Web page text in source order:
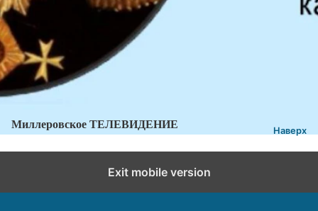
Новости города и района
Добавить комментарий
Миллеровское ТЕЛЕВИДЕНИЕ Наверх
Exit mobile version